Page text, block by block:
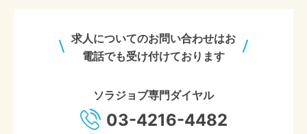
求人についてのお問い合わせはお
電話でも受け付けております
ソラジョブ専門ダイヤル
03-4216-4482